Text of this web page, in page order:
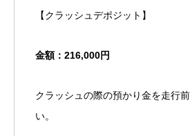
【クラッシュデポジット】
金額：216,000円
クラッシュの際の預かり金を走行
い。